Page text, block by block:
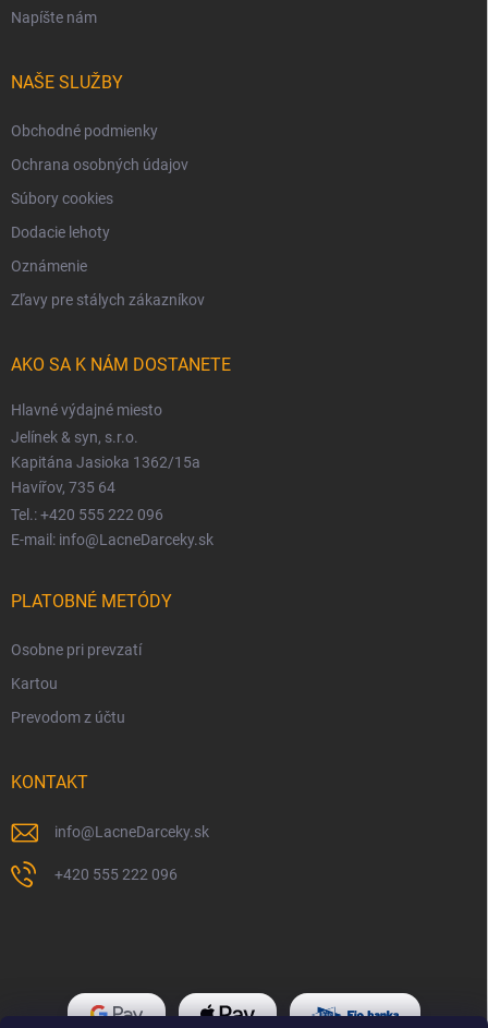
Napíšte nám
NAŠE SLUŽBY
Obchodné podmienky
Ochrana osobných údajov
Súbory cookies
Dodacie lehoty
Oznámenie
Zľavy pre stálych zákazníkov
AKO SA K NÁM DOSTANETE
Hlavné výdajné miesto
Jelínek & syn, s.r.o.
Kapitána Jasioka 1362/15a
Havířov, 735 64
Tel.: +420 555 222 096
E-mail: info@LacneDarceky.sk
PLATOBNÉ METÓDY
Osobne pri prevzatí
Kartou
Prevodom z účtu
KONTAKT
info@LacneDarceky.sk
+420 555 222 096